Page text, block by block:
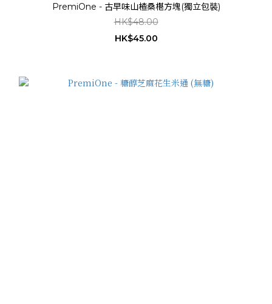
PremiOne - 古早味山楂桑椹方塊(獨立包裝)
HK$48.00
HK$45.00